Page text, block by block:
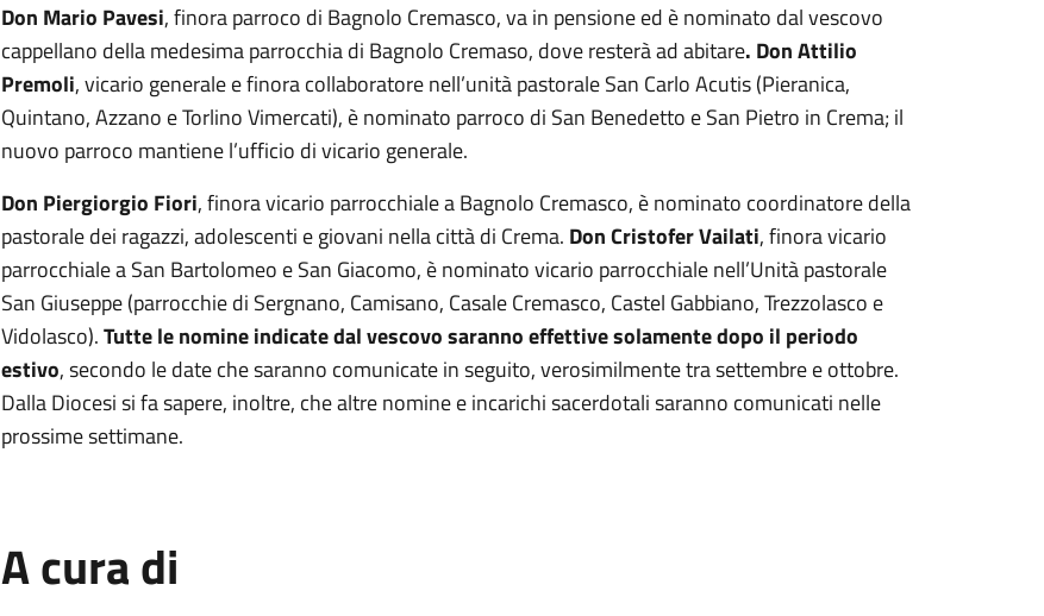
Don Mario Pavesi, finora parroco di Bagnolo Cremasco, va in pensione ed è nominato dal vescovo
cappellano della medesima parrocchia di Bagnolo Cremaso, dove resterà ad abitare. Don Attilio
Premoli, vicario generale e finora collaboratore nell’unità pastorale San Carlo Acutis (Pieranica,
Quintano, Azzano e Torlino Vimercati), è nominato parroco di San Benedetto e San Pietro in Crema; il
nuovo parroco mantiene l’ufficio di vicario generale.
Don Piergiorgio Fiori, finora vicario parrocchiale a Bagnolo Cremasco, è nominato coordinatore della
pastorale dei ragazzi, adolescenti e giovani nella città di Crema. Don Cristofer Vailati, finora vicario
parrocchiale a San Bartolomeo e San Giacomo, è nominato vicario parrocchiale nell’Unità pastorale
San Giuseppe (parrocchie di Sergnano, Camisano, Casale Cremasco, Castel Gabbiano, Trezzolasco e
Vidolasco).Tutte le nomine indicate dal vescovo saranno effettive solamente dopo il periodo
estivo, secondo le date che saranno comunicate in seguito, verosimilmente tra settembre e ottobre.
Dalla Diocesi si fa sapere, inoltre, che altre nomine e incarichi sacerdotali saranno comunicati nelle
prossime settimane.
A cura di